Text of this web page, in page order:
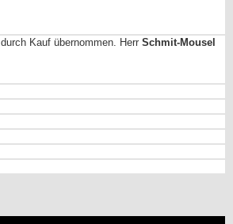
durch Kauf übernommen. Herr Schmit-Mousel